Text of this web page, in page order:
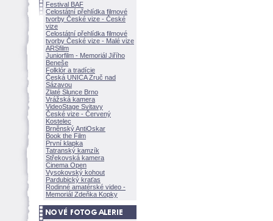
Festival BAF
Celostátní přehlídka filmové
tvorby České vize - České
vize
Celostátní přehlídka filmové
tvorby České vize - Malé vize
ARSfilm
Juniorfilm - Memoriál Jiřího
Beneše
Folklór a tradície
Česká UNICA Zruč nad
Sázavou
Zlaté Slunce Brno
Vrážská kamera
VideoStage Svitavy
České vize - Červený
Kostelec
Brněnský AntiOskar
Book the Film
První klapka
Tatranský kamzík
Střekovská kamera
Cinema Open
Vysokovský kohout
Pardubický kraťas
Rodinné amatérské video -
Memoriál Zdeňka Kopky